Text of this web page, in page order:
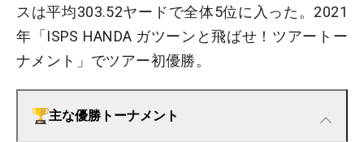
スは平均303.52ヤードで全体5位に入った。2021
年「ISPS HANDA ガツーンと飛ばせ！ツアートー
ナメント」でツアー初優勝。
主な優勝トーナメント